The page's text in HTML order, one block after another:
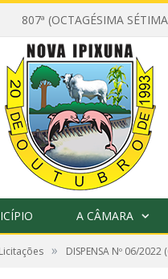
807ª (OCTAGÉSIMA
A CÂMARA
Licitações » DISPENSA Nº 06/